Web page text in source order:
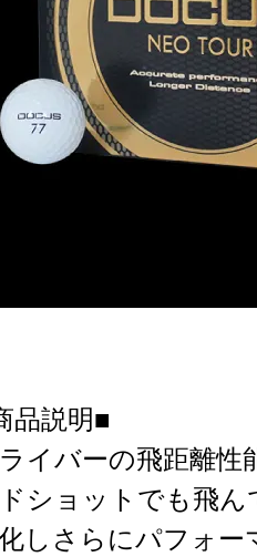
品説明■
ライバーの飛距離
ショットでも飛ん
しさらにパフォー